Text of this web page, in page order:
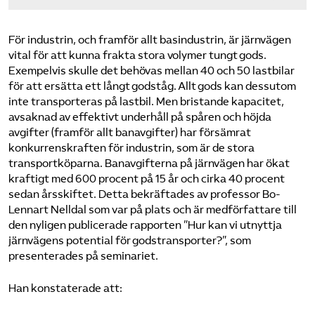
För industrin, och framför allt basindustrin, är järnvägen
vital för att kunna frakta stora volymer tungt gods.
Exempelvis skulle det behövas mellan 40 och 50 lastbilar
för att ersätta ett långt godståg. Allt gods kan dessutom
inte transporteras på lastbil. Men bristande kapacitet,
avsaknad av effektivt underhåll på spåren och höjda
avgifter (framför allt banavgifter) har försämrat
konkurrenskraften för industrin, som är de stora
transportköparna. Banavgifterna på järnvägen har ökat
kraftigt med 600 procent på 15 år och cirka 40 procent
sedan årsskiftet. Detta bekräftades av professor Bo-
Lennart Nelldal som var på plats och är medförfattare till
den nyligen publicerade rapporten ”Hur kan vi utnyttja
järnvägens potential för godstransporter?”, som
presenterades på seminariet.
Han konstaterade att: